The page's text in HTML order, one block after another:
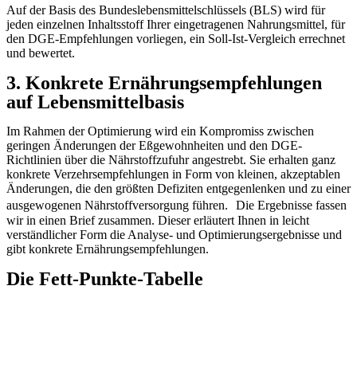
Auf der Basis des Bundeslebensmittelschlüssels (BLS) wird für
jeden einzelnen Inhaltsstoff Ihrer eingetragenen Nahrungsmittel, für
den DGE-Empfehlungen vorliegen, ein Soll-Ist-Vergleich errechnet
und bewertet.
3. Konkrete Ernährungsempfehlungen
auf Lebensmittelbasis
Im Rahmen der Optimierung wird ein Kompromiss zwischen
geringen Änderungen der Eßgewohnheiten und den DGE-
Richtlinien über die Nährstoffzufuhr angestrebt. Sie erhalten ganz
konkrete Verzehrsempfehlungen in Form von kleinen, akzeptablen
Änderungen, die den größten Defiziten entgegenlenken und zu einer
ausgewogenen Nährstoffversorgung führen. Die Ergebnisse fassen
wir in einen Brief zusammen. Dieser erläutert Ihnen in leicht
verständlicher Form die Analyse- und Optimierungsergebnisse und
gibt konkrete Ernährungsempfehlungen.
Die Fett-Punkte-Tabelle